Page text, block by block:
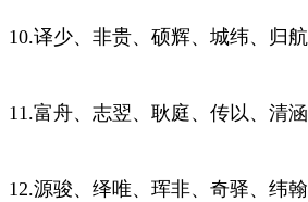
10.译少、非贵、硕辉、城纬、归航
11.富舟、志翌、耿庭、传以、清涵
12.源骏、绎唯、珲非、奇驿、纬翰